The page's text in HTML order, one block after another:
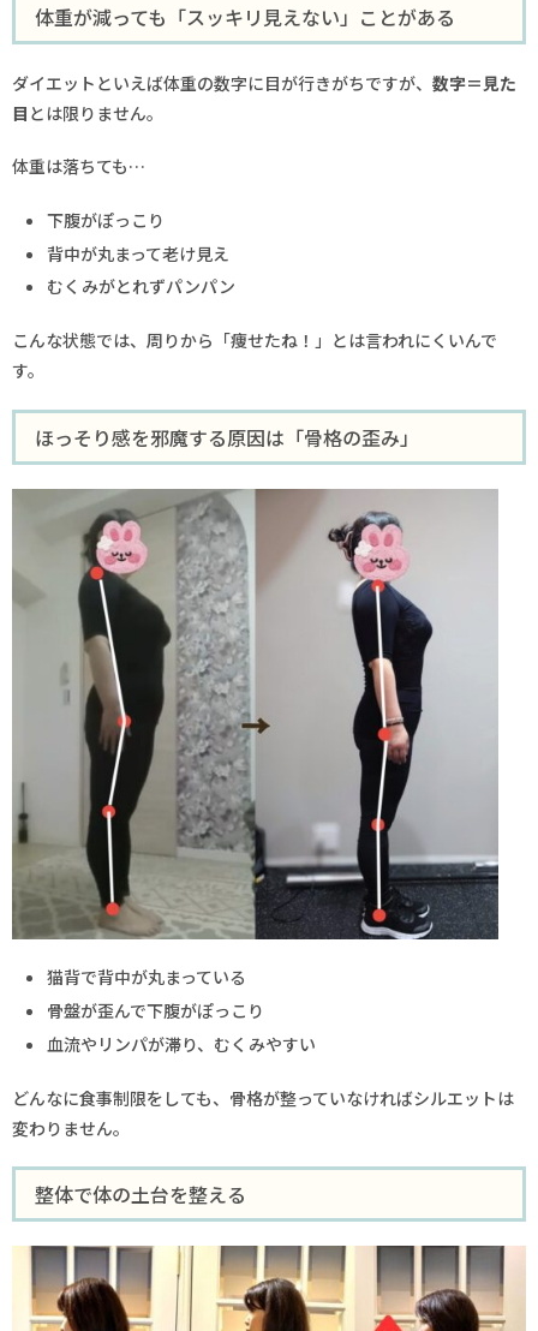
体重が減っても「スッキリ見えない」ことがある
ダイエットといえば体重の数字に目が行きがちですが、 数字＝見た
目 とは限りません。
体重は落ちても…
下腹がぽっこり
背中が丸まって老け見え
むくみがとれずパンパン
こんな状態では、周りから「痩せたね！」とは言われにくいんで
す。
ほっそり感を邪魔する原因は「骨格の歪み」
猫背で背中が丸まっている
骨盤が歪んで下腹がぽっこり
血流やリンパが滞り、むくみやすい
どんなに食事制限をしても、骨格が整っていなければシルエットは
変わりません。
整体で体の土台を整える